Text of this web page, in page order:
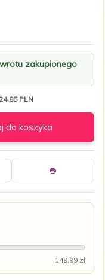
zakupionego
24.85 PLN
do koszyka
149,99 zł